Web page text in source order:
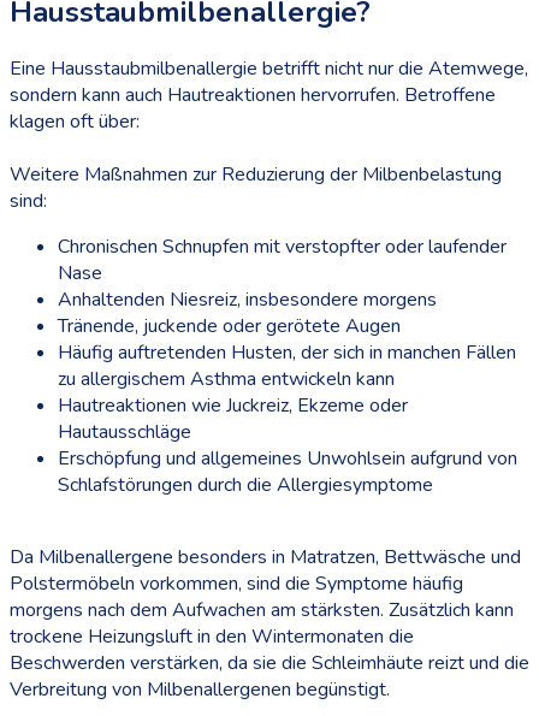
Hausstaubmilbenallergie?
Eine Hausstaubmilbenallergie betrifft nicht nur die Atemwege,
sondern kann auch Hautreaktionen hervorrufen. Betroffene
klagen oft über:
Weitere Maßnahmen zur Reduzierung der Milbenbelastung
sind:
Chronischen Schnupfen mit verstopfter oder laufender
Nase
Anhaltenden Niesreiz, insbesondere morgens
Tränende, juckende oder gerötete Augen
Häufig auftretenden Husten, der sich in manchen Fällen
zu allergischem Asthma entwickeln kann
Hautreaktionen wie Juckreiz, Ekzeme oder
Hautausschläge
Erschöpfung und allgemeines Unwohlsein aufgrund von
Schlafstörungen durch die Allergiesymptome
Da Milbenallergene besonders in Matratzen, Bettwäsche und
Polstermöbeln vorkommen, sind die Symptome häufig
morgens nach dem Aufwachen am stärksten. Zusätzlich kann
trockene Heizungsluft in den Wintermonaten die
Beschwerden verstärken, da sie die Schleimhäute reizt und die
Verbreitung von Milbenallergenen begünstigt.